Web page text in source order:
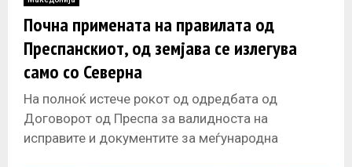
Почна примената на правилата од
Преспанскиот, од земјава се излегува
само со Северна
На полноќ истече рокот од одредбата од
Договорот од Преспа за валидноста на
исправите и документите за меѓународна